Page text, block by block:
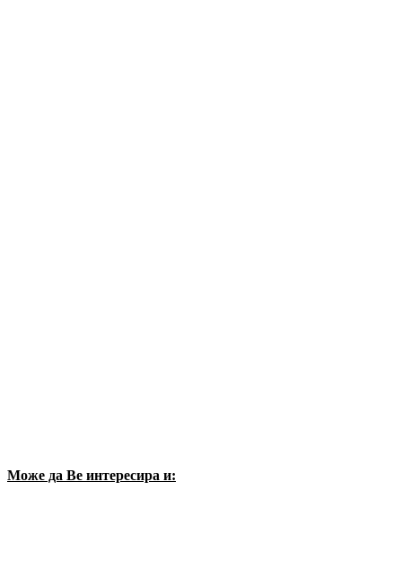
Може да Ве интересира и: